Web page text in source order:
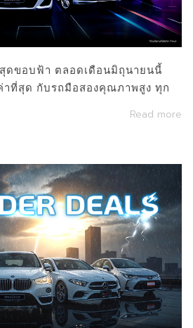
ดขอบฟ้า ตลอดเดือนมิถุนายนนี้
าที่สุด กับรถมือสองคุณภาพสูง ทุก
Read more